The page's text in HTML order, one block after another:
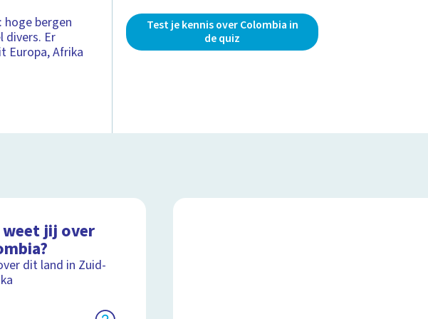
hoge bergen
divers. Er
Europa, Afrika
Test je kennis over Colombia in
de quiz
jij over
dit land in Zuid-